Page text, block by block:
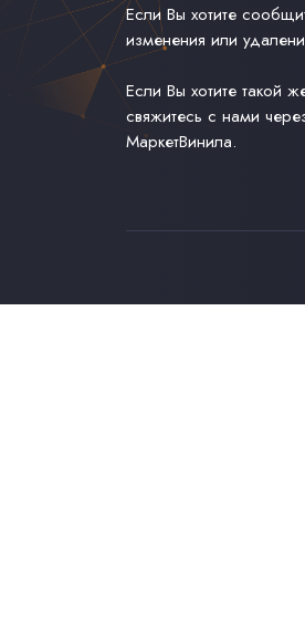
Если Вы хотите
изменения или
Если Вы хотите такой
свяжитесь с нами
МаркетВинила.